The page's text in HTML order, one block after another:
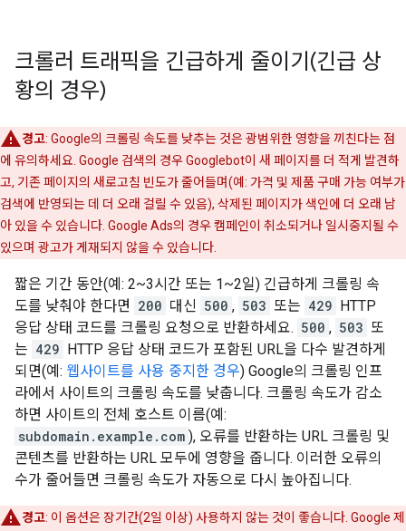
크롤러 트래픽을 긴급하게 줄이기(긴급 상
황의 경우)
경고: Google의 크롤링 속도를 낮추는 것은 광범위한 영향을 끼친다는 점
에 유의하세요. Google 검색의 경우 Googlebot이 새 페이지를 더 적게 발견하
고, 기존 페이지의 새로고침 빈도가 줄어들며(예: 가격 및 제품 구매 가능 여부가
검색에 반영되는 데 더 오래 걸릴 수 있음), 삭제된 페이지가 색인에 더 오래 남
아 있을 수 있습니다. Google Ads의 경우 캠페인이 취소되거나 일시중지될 수
있으며 광고가 게재되지 않을 수 있습니다.
짧은 기간 동안(예: 2~3시간 또는 1~2일) 긴급하게 크롤링 속
도를 낮춰야 한다면 200 대신 500 , 503 또는 429 HTTP
응답 상태 코드를 크롤링 요청으로 반환하세요. 500 , 503 또
는 429 HTTP 응답 상태 코드가 포함된 URL을 다수 발견하게
되면(예: 웹사이트를 사용 중지한 경우) Google의 크롤링 인프
라에서 사이트의 크롤링 속도를 낮춥니다. 크롤링 속도가 감소
하면 사이트의 전체 호스트 이름(예:
subdomain.example.com ), 오류를 반환하는 URL 크롤링 및
콘텐츠를 반환하는 URL 모두에 영향을 줍니다. 이러한 오류의
수가 줄어들면 크롤링 속도가 자동으로 다시 높아집니다.
경고: 이 옵션은 장기간(2일 이상) 사용하지 않는 것이 좋습니다. Google 제